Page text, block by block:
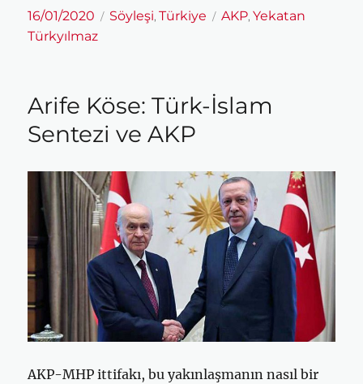
Yayın
tarihi
16/01/2020 Kategoriler
Söyleşi,Türkiye Etiketler
AKP,Yekatan
Türkyılmaz
Arife Köse: Türk-İslam
Sentezi ve AKP
AKP-MHP ittifakı, bu yakınlaşmanın nasıl bir